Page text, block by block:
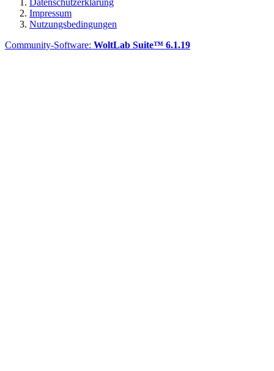
Datenschutzerklärung
Impressum
Nutzungsbedingungen
Community-Software: WoltLab Suite™ 6.1.19